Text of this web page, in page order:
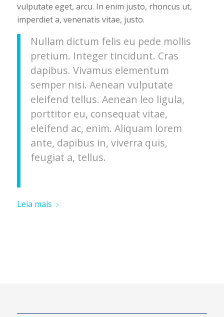
vulputate eget, arcu. In enim justo, rhoncus ut,
imperdiet a, venenatis vitae, justo.
Nullam dictum felis eu pede mollis
pretium. Integer tincidunt. Cras
dapibus. Vivamus elementum
semper nisi. Aenean vulputate
eleifend tellus. Aenean leo ligula,
porttitor eu, consequat vitae,
eleifend ac, enim. Aliquam lorem
ante, dapibus in, viverra quis,
feugiat a, tellus.
Leia mais